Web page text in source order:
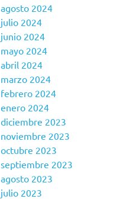
agosto 2024
julio 2024
junio 2024
mayo 2024
abril 2024
marzo 2024
febrero 2024
enero 2024
diciembre 2023
noviembre 2023
octubre 2023
septiembre 2023
agosto 2023
julio 2023